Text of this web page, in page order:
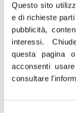
Questo sito
e di richieste
pubblicità,
interessi.
questa pagina
acconsenti
consultare
“Grazie al